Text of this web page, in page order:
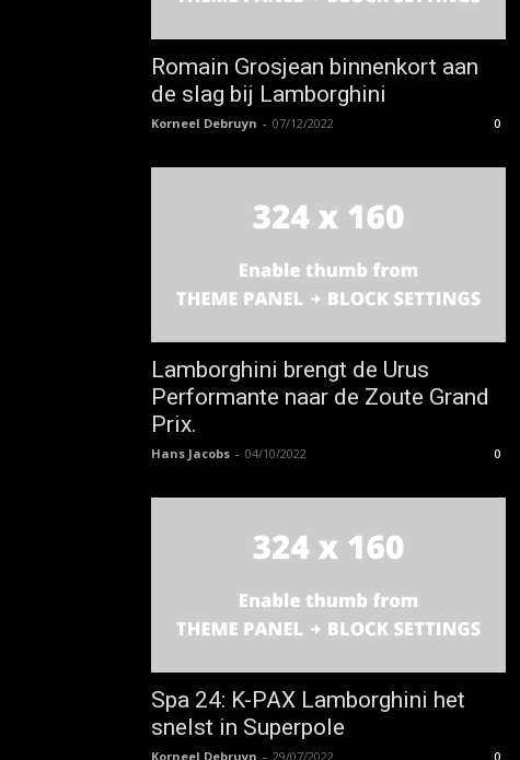
Romain Grosjean binnenkort aan
de slag bij Lamborghini
Korneel Debruyn - 07/12/2022 0
Lamborghini brengt de Urus
Performante naar de Zoute Grand
Prix.
Hans Jacobs - 04/10/2022 0
Spa 24: K-PAX Lamborghini het
snelst in Superpole
Korneel Debruyn - 29/07/2022 0